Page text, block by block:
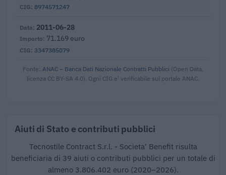
8974571247
3347385D79
2011-06-28
71.169 euro
Fonte: ANAC – Banca Dati Nazionale Contratti Pubblici (Open Data,
licenza CC BY-SA 4.0). Ogni CIG e' verificabile sul portale ANAC.
Aiuti di Stato e contributi pubblici
Tecnostile Contract S.r.l. - Societa' Benefit risulta
beneficiaria di 39 aiuti o contributi pubblici per un totale di
almeno 3.806.402 euro (2020–2026).